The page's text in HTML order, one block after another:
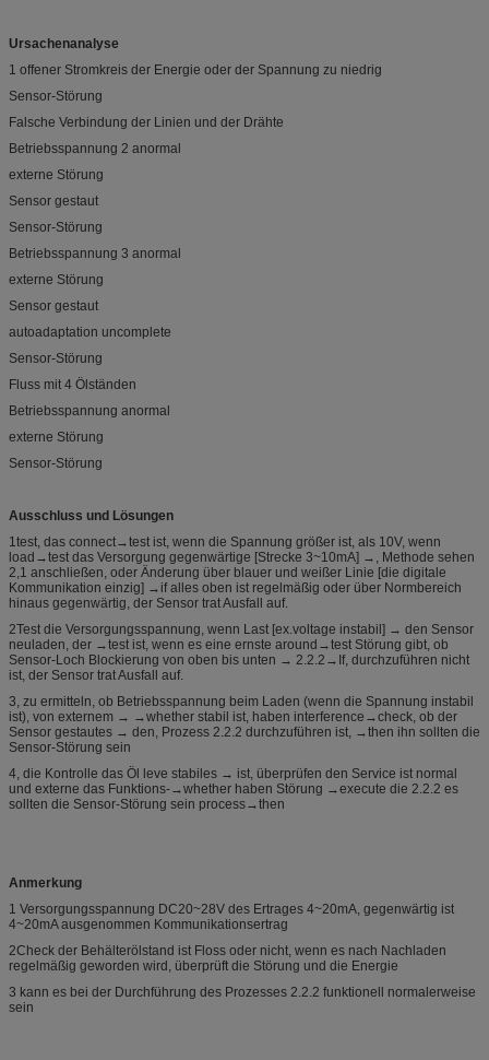
Ursachenanalyse
1 offener Stromkreis der Energie oder der Spannung zu niedrig
Sensor-Störung
Falsche Verbindung der Linien und der Drähte
Betriebsspannung 2 anormal
externe Störung
Sensor gestaut
Sensor-Störung
Betriebsspannung 3 anormal
externe Störung
Sensor gestaut
autoadaptation uncomplete
Sensor-Störung
Fluss mit 4 Ölständen
Betriebsspannung anormal
externe Störung
Sensor-Störung
Ausschluss und Lösungen
1test, das connect→test ist, wenn die Spannung größer ist, als 10V, wenn
load→test das Versorgung gegenwärtige [Strecke 3~10mA] →, Methode sehen
2,1 anschließen, oder Änderung über blauer und weißer Linie [die digitale
Kommunikation einzig] →if alles oben ist regelmäßig oder über Normbereich
hinaus gegenwärtig, der Sensor trat Ausfall auf.
2Test die Versorgungsspannung, wenn Last [ex.voltage instabil] → den Sensor
neuladen, der →test ist, wenn es eine ernste around→test Störung gibt, ob
Sensor-Loch Blockierung von oben bis unten → 2.2.2→If, durchzuführen nicht
ist, der Sensor trat Ausfall auf.
3, zu ermitteln, ob Betriebsspannung beim Laden (wenn die Spannung instabil
ist), von externem → →whether stabil ist, haben interference→check, ob der
Sensor gestautes → den, Prozess 2.2.2 durchzuführen ist, →then ihn sollten die
Sensor-Störung sein
4, die Kontrolle das Öl leve stabiles → ist, überprüfen den Service ist normal
und externe das Funktions-→whether haben Störung →execute die 2.2.2 es
sollten die Sensor-Störung sein process→then
Anmerkung
1 Versorgungsspannung DC20~28V des Ertrages 4~20mA, gegenwärtig ist
4~20mA ausgenommen Kommunikationsertrag
2Check der Behälterölstand ist Floss oder nicht, wenn es nach Nachladen
regelmäßig geworden wird, überprüft die Störung und die Energie
3 kann es bei der Durchführung des Prozesses 2.2.2 funktionell normalerweise
sein